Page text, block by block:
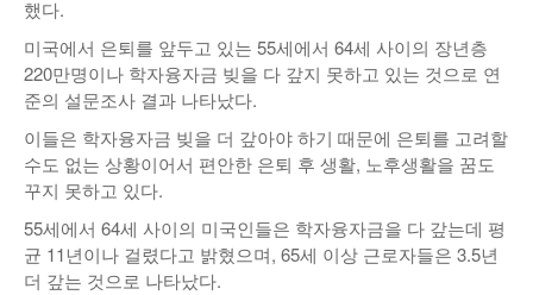
했다.
미국에서 은퇴를 앞두고 있는 55세에서 64세 사이의 장년층
220만명이나 학자융자금 빚을 다 갚지 못하고 있는 것으로 연
준의 설문조사 결과 나타났다.
이들은 학자융자금 빚을 더 갚아야 하기 때문에 은퇴를 고려할
수도 없는 상황이어서 편안한 은퇴 후 생활, 노후생활을 꿈도
꾸지 못하고 있다.
55세에서 64세 사이의 미국인들은 학자융자금을 다 갚는데 평
균 11년이나 걸렸다고 밝혔으며, 65세 이상 근로자들은 3.5년
더 갚는 것으로 나타났다.